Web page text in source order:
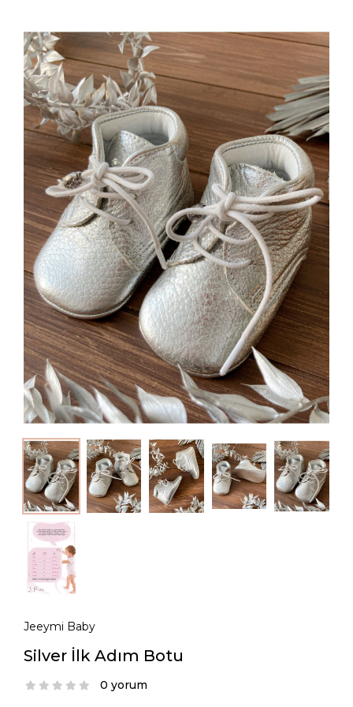
Jeeymi Baby
Silver İlk Adım Botu
0 yorum